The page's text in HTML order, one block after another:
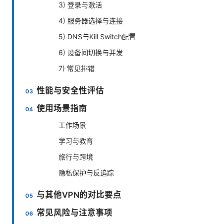
3) 登录与激活
4) 服务器选择与连接
5) DNS与Kill Switch配置
6) 设备间切换与并发
7) 常见排错
性能与安全性评估
使用场景指南
工作场景
学习与教育
旅行与跨境
隐私保护与反追踪
与其他VPN的对比要点
常见风险与注意事项